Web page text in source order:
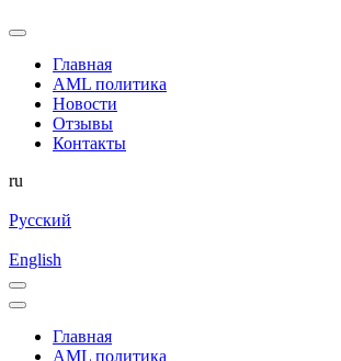
Главная
AML политика
Новости
Отзывы
Контакты
ru
Русский
English
Главная
AML политика